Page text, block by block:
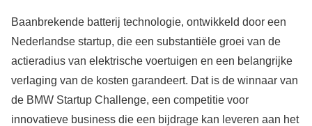
Baanbrekende batterij technologie, ontwikkeld door een
Nederlandse startup, die een substantiële groei van de
actieradius van elektrische voertuigen en een belangrijke
verlaging van de kosten garandeert. Dat is de winnaar van
de BMW Startup Challenge, een competitie voor
innovatieve business die een bijdrage kan leveren aan het